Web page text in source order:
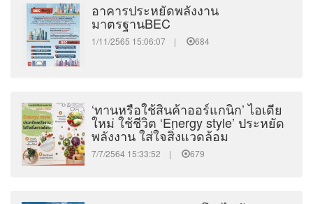
อาคารประหยัดพลังงาน
มาตรฐานBEC
1/11/2565 15:06:07 | 684
‘ทานหรือใช้สินค้าออร์แกนิก’ ไอเดีย
ใหม่ ใช้ชีวิต ‘Energy style’ ประหยัด
พลังงาน ใส่ใจสิ่งแวดล้อม
7/7/2564 15:33:52 | 679